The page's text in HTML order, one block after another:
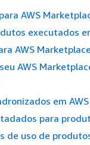
AWS
executados
AWS Marketplace
AWS
em
para
de uso de